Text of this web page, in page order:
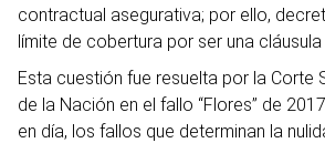
contractual asegurativa; por ello,
límite de cobertura por ser una cláusula
Esta cuestión fue resuelta por la Corte
de la Nación en el fallo “Flores” de
en día, los fallos que determinan la